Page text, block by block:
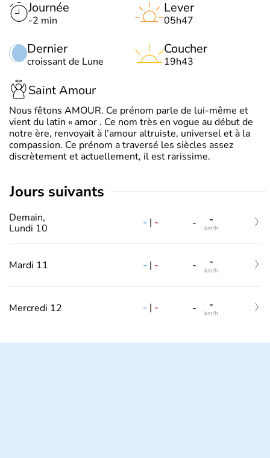
Journée
-2 min
Dernier
croissant de Lune
Lever
05h47
Coucher
19h43
Saint Amour
Nous fêtons AMOUR. Ce prénom parle de lui-même et
vient du latin « amor . Ce nom très en vogue au début de
notre ère, renvoyait à l’amour altruiste, universel et à la
compassion. Ce prénom a traversé les siècles assez
discrètement et actuellement, il est rarissime.
jours suivants
Demain,
Lundi 10
- | - - -
km/h
Mardi 11 - | - - -
km/h
Mercredi 12 - | - - -
km/h